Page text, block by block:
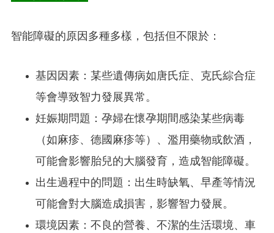
智能障礙的原因多種多樣，包括但不限於：
基因因素：某些遺傳病如唐氏症、克氏綜合症
等會導致智力發展異常。
妊娠期問題：孕婦在懷孕期間感染某些病毒
（如麻疹、德國麻疹等）、濫用藥物或飲酒，
可能會影響胎兒的大腦發育，造成智能障礙。
出生過程中的問題：出生時缺氧、早產等情況
可能會對大腦造成損害，影響智力發展。
環境因素：不良的營養、不潔的生活環境、車